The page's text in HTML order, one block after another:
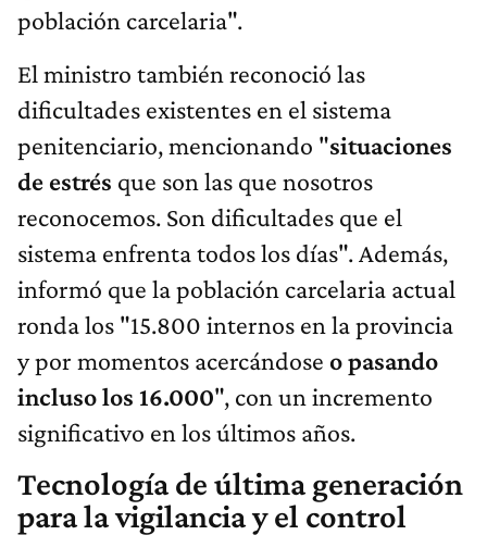
población carcelaria".
El ministro también reconoció las
dificultades existentes en el sistema
penitenciario, mencionando "situaciones
de estrés que son las que nosotros
reconocemos. Son dificultades que el
sistema enfrenta todos los días". Además,
informó que la población carcelaria actual
ronda los "15.800 internos en la provincia
y por momentos acercándose o pasando
incluso los 16.000", con un incremento
significativo en los últimos años.
Tecnología de última generación
para la vigilancia y el control